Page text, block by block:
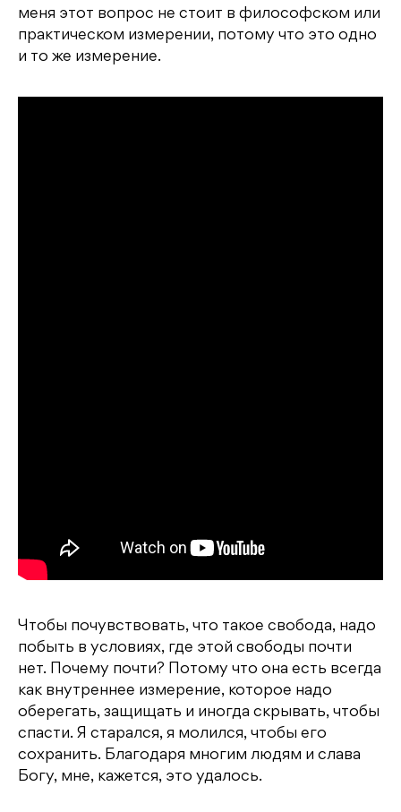
меня этот вопрос не стоит в философском или
практическом измерении, потому что это одно
и то же измерение.
Чтобы почувствовать, что такое свобода, надо
побыть в условиях, где этой свободы почти
нет. Почему почти? Потому что она есть всегда
как внутреннее измерение, которое надо
оберегать, защищать и иногда скрывать, чтобы
спасти. Я старался, я молился, чтобы его
сохранить. Благодаря многим людям и слава
Богу, мне, кажется, это удалось.